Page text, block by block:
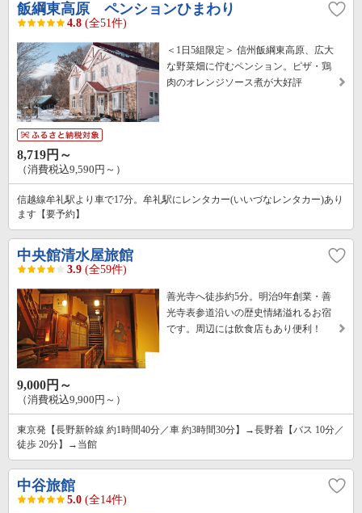
飯綱東高原 ペンションひまわり
4.8 (全51件)
＜1日5組限定＞ 信州飯綱東高原、広大
な野菜畑に佇むペンション。ピザ・鶏
肉のオレンジソース煮が大好評
8,719円～
（消費税込9,590円～）
信越線牟礼駅より車で17分。牟礼駅にレンタカー(いいづなレンタカー)あり
ます【要予約】
中央館清水屋旅館
3.9 (全59件)
善光寺へ徒歩約5分。明治9年創業・善
光寺表参道沿いの歴史情緒溢れるお宿
です。周辺には飲食店もあり便利！
9,000円～
（消費税込9,900円～）
東京発【長野新幹線 約1時間40分／車 約3時間30分】→長野着【バス 10分／
徒歩 20分】→当館
中谷旅館
5.0 (全14件)